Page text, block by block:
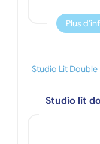
Plus
Studio Lit Double
Studio lit